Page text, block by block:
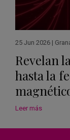
25 Jun 2026 |
Revelan
hasta la
Leer más